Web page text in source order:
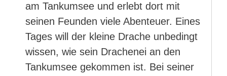
am Tankumsee und erlebt dort mit
seinen Feunden viele Abenteuer. Eines
Tages will der kleine Drache unbedingt
wissen, wie sein Drachenei an den
Tankumsee gekommen ist. Bei seiner